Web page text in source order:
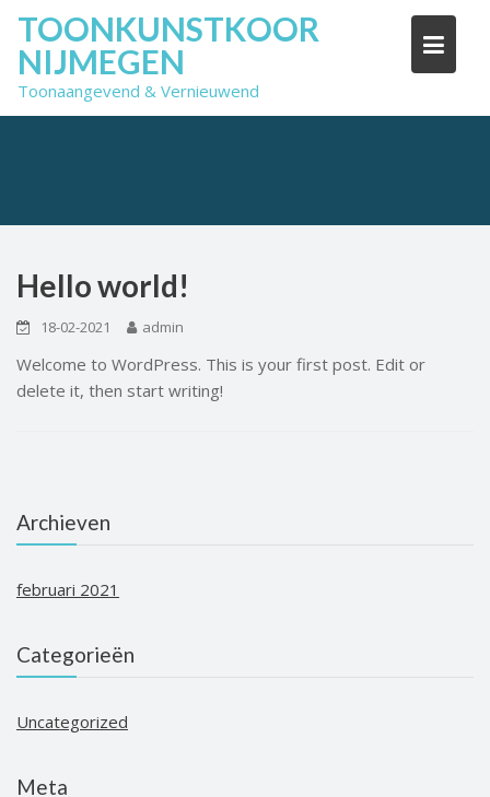
Skip
content
TOONKUNSTKOOR
NIJMEGEN
Toonaangevend & Vernieuwend
Hello world!
18-02-2021 admin
Welcome to WordPress. This is your first post. Edit or
delete it, then start writing!
Archieven
februari 2021
Categorieën
Uncategorized
Meta